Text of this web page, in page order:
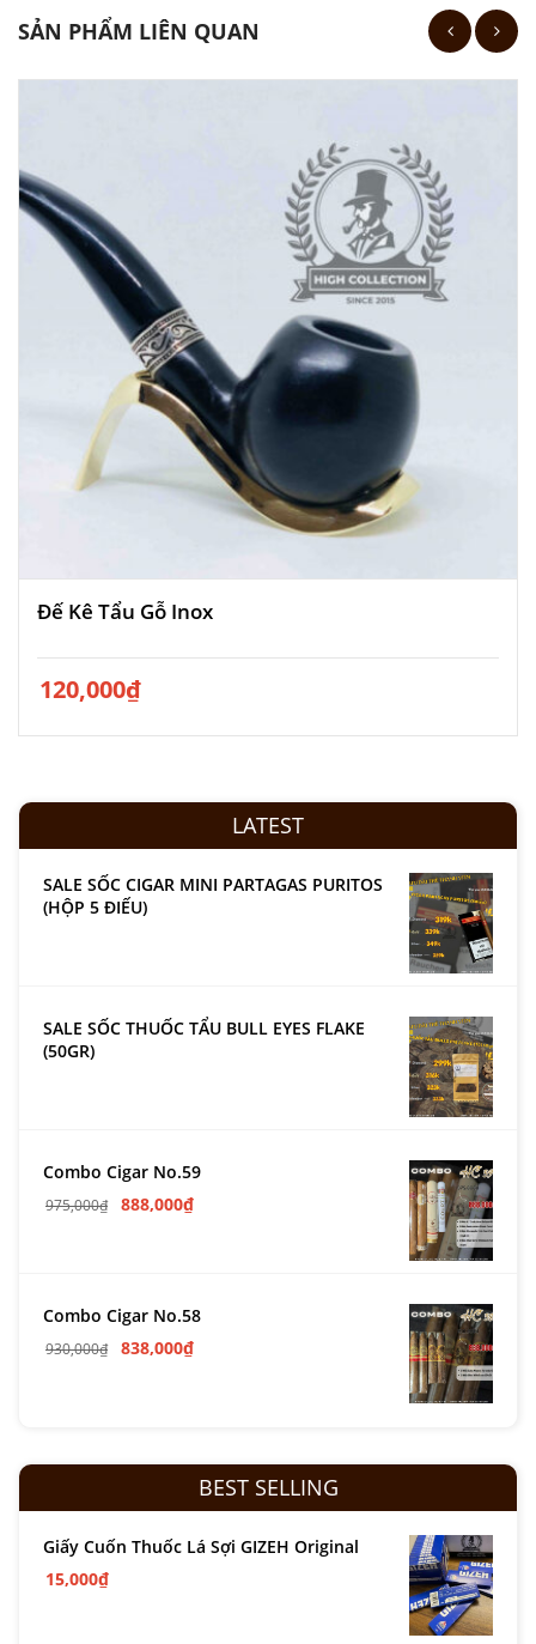
SẢN PHẨM LIÊN QUAN
Đế Kê Tẩu Gỗ Inox
120,000₫
LATEST
SALE SỐC CIGAR MINI PARTAGAS PURITOS
(HỘP 5 ĐIẾU)
SALE SỐC THUỐC TẨU BULL EYES FLAKE
(50GR)
Combo Cigar No.59
975,000₫ 888,000₫
Combo Cigar No.58
930,000₫ 838,000₫
BEST SELLING
Giấy Cuốn Thuốc Lá Sợi GIZEH Original
15,000₫